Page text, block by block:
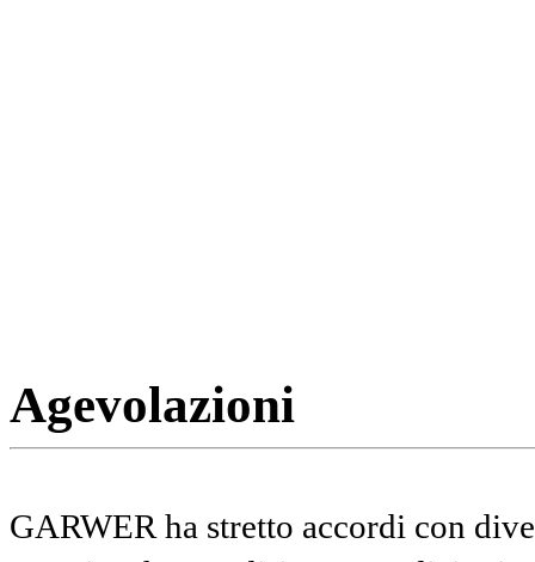
Agevolazioni
GARWER ha stretto accordi con